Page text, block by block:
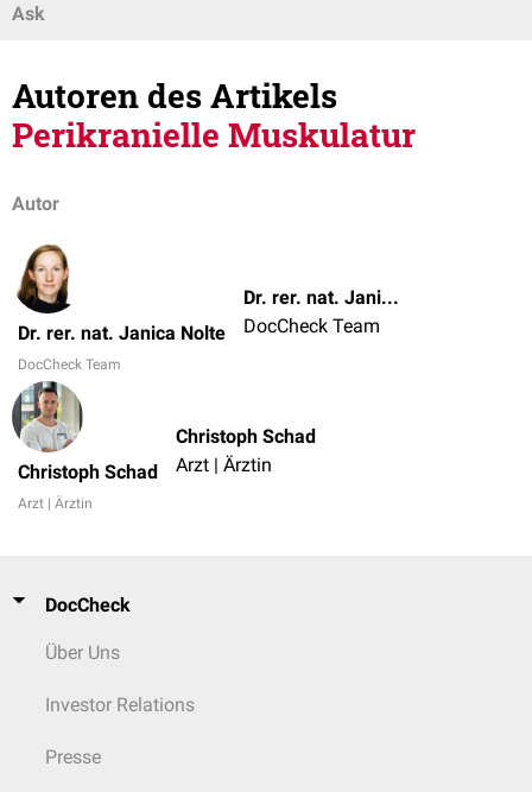
Ask
Autoren des Artikels
Perikranielle Muskulatur
Autor
Dr. rer. nat. Janica Nolte
DocCheck Team
Dr. rer. nat. Janica Nolte
DocCheck Team
Christoph Schad
Arzt | Ärztin
Christoph Schad
Arzt | Ärztin
DocCheck
Über Uns
Investor Relations
Presse